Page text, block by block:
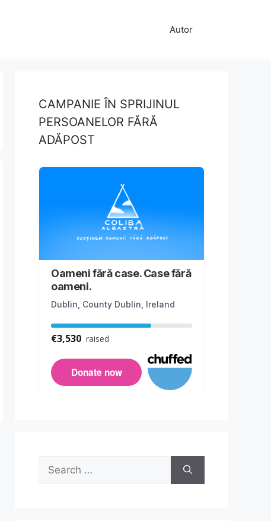
Autor
CAMPANIE ÎN SPRIJINUL
PERSOANELOR FĂRĂ
ADĂPOST
Search
for: